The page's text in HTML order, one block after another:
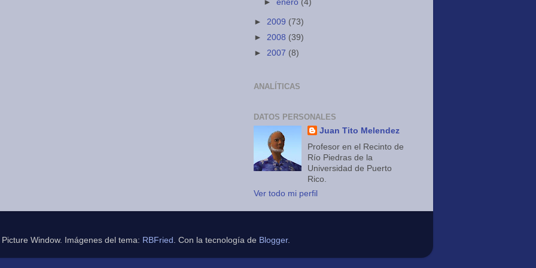
►enero (4)
► 2009 (73)
► 2008 (39)
► 2007 (8)
ANALÍTICAS
DATOS PERSONALES
Juan Tito Melendez
Profesor en el Recinto de
Río Piedras de la
Universidad de Puerto
Rico.
Ver todo mi perfil
Picture Window. Imágenes del tema: RBFried . Con la tecnología de Blogger.